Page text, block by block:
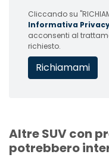
Cliccando su
Informativa Privacy
acconsenti al
richiesto.
Altre SUV con
potrebbero